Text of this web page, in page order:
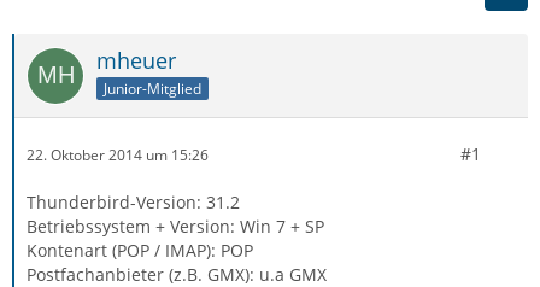
mheuer
Junior-Mitglied
22. Oktober 2014 um 15:26 #1
Thunderbird-Version: 31.2
Betriebssystem + Version: Win 7 + SP
Kontenart (POP / IMAP): POP
Postfachanbieter (z.B. GMX): u.a GMX